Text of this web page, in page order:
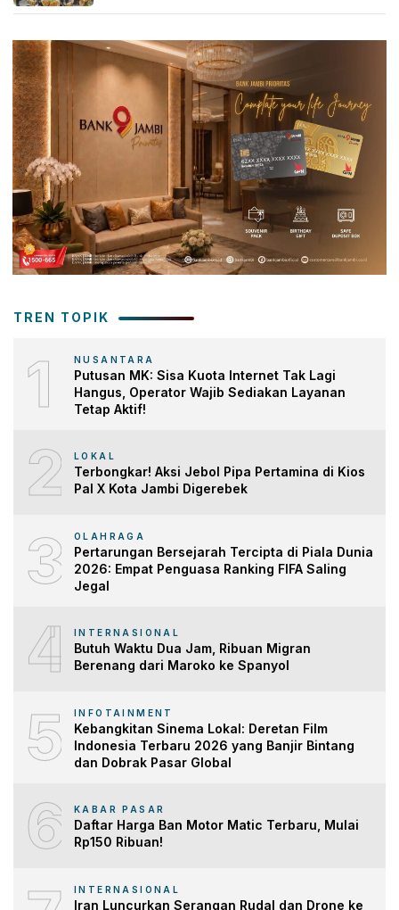
TREN TOPIK
1 NUSANTARA
Putusan MK: Sisa Kuota Internet Tak Lagi
Hangus, Operator Wajib Sediakan Layanan
Tetap Aktif!
2 LOKAL
Terbongkar! Aksi Jebol Pipa Pertamina di Kios
Pal X Kota Jambi Digerebek
3 OLAHRAGA
Pertarungan Bersejarah Tercipta di Piala Dunia
2026: Empat Penguasa Ranking FIFA Saling
Jegal
4 INTERNASIONAL
Butuh Waktu Dua Jam, Ribuan Migran
Berenang dari Maroko ke Spanyol
5 INFOTAINMENT
Kebangkitan Sinema Lokal: Deretan Film
Indonesia Terbaru 2026 yang Banjir Bintang
dan Dobrak Pasar Global
6 KABAR PASAR
Daftar Harga Ban Motor Matic Terbaru, Mulai
Rp150 Ribuan!
INTERNASIONAL
Iran Luncurkan Serangan Rudal dan Drone ke